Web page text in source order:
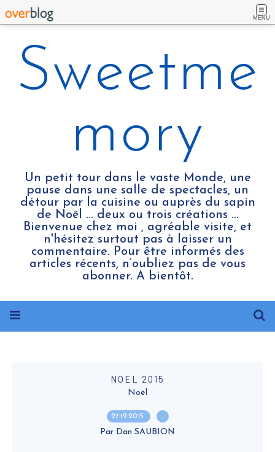
MENU
Sweetme
mory
Un petit tour dans le vaste Monde, une
pause dans une salle de spectacles, un
détour par la cuisine ou auprès du sapin
de Noël ... deux ou trois créations …
Bienvenue chez moi , agréable visite, et
n'hésitez surtout pas à laisser un
commentaire. Pour être informés des
articles récents, n’oubliez pas de vous
abonner. A bientôt.
NOEL 2015
Noël
27.12.2015 …
Par Dan SAUBION